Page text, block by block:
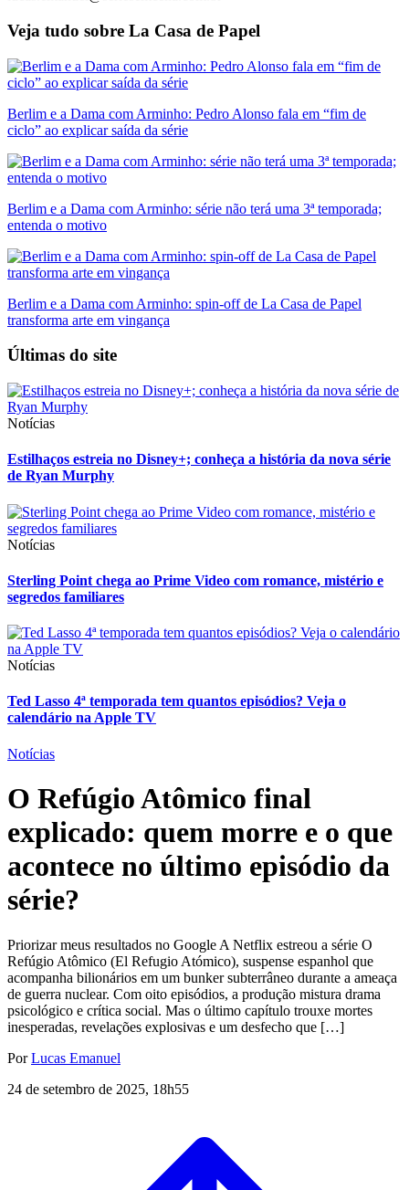
Veja tudo sobre La Casa de Papel
Berlim e a Dama com Arminho: Pedro Alonso fala em “fim de
ciclo” ao explicar saída da série
Berlim e a Dama com Arminho: série não terá uma 3ª temporada;
entenda o motivo
Berlim e a Dama com Arminho: spin-off de La Casa de Papel
transforma arte em vingança
Últimas do site
Notícias
Estilhaços estreia no Disney+; conheça a história da nova série
de Ryan Murphy
Notícias
Sterling Point chega ao Prime Video com romance, mistério e
segredos familiares
Notícias
Ted Lasso 4ª temporada tem quantos episódios? Veja o
calendário na Apple TV
Notícias
O Refúgio Atômico final
explicado: quem morre e o que
acontece no último episódio da
série?
Priorizar meus resultados no Google A Netflix estreou a série O
Refúgio Atômico (El Refugio Atómico), suspense espanhol que
acompanha bilionários em um bunker subterrâneo durante a ameaça
de guerra nuclear. Com oito episódios, a produção mistura drama
psicológico e crítica social. Mas o último capítulo trouxe mortes
inesperadas, revelações explosivas e um desfecho que […]
PorLucas Emanuel
24 de setembro de 2025, 18h55